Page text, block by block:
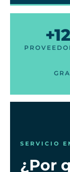
SERVICIO
¿Por